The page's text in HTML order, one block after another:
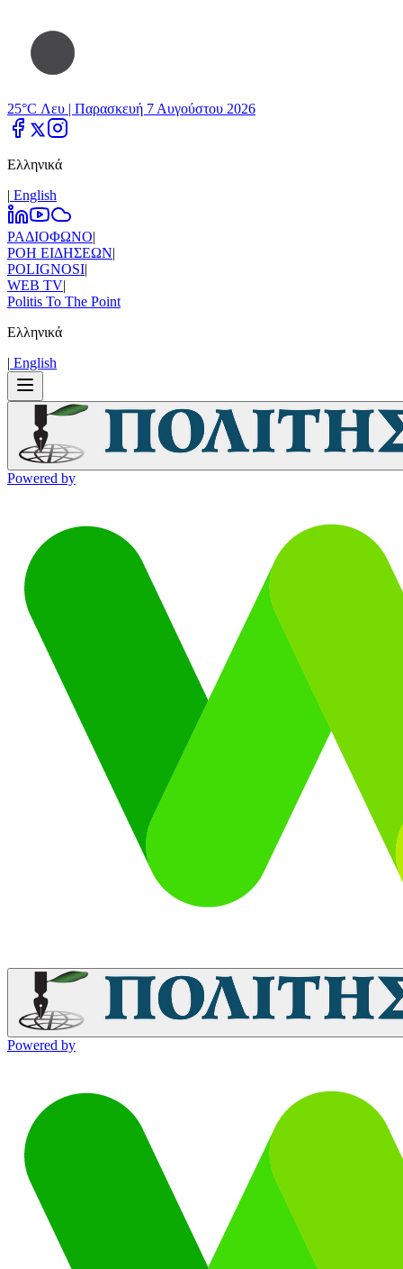
25°C Λευ | Παρασκευή 7 Αυγούστου 2026
Ελληνικά
| Εnglish
ΡΑΔΙΟΦΩΝΟ|
ΡΟΗ ΕΙΔΗΣΕΩΝ|
POLIGNOSI|
WEB TV|
Politis To The Point
Ελληνικά
| Εnglish
Powered by
Powered by